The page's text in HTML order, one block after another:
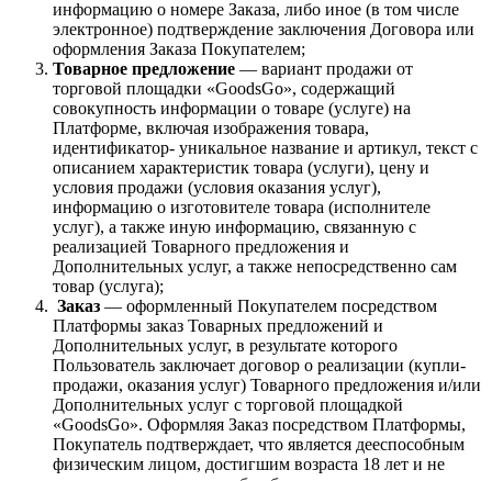
информацию о номере Заказа, либо иное (в том числе
электронное) подтверждение заключения Договора или
оформления Заказа Покупателем;
Товарное предложение — вариант продажи от
торговой площадки «GoodsGo», содержащий
совокупность информации о товаре (услуге) на
Платформе, включая изображения товара,
идентификатор- уникальное название и артикул, текст с
описанием характеристик товара (услуги), цену и
условия продажи (условия оказания услуг),
информацию о изготовителе товара (исполнителе
услуг), а также иную информацию, связанную с
реализацией Товарного предложения и
Дополнительных услуг, а также непосредственно сам
товар (услуга);
Заказ — оформленный Покупателем посредством
Платформы заказ Товарных предложений и
Дополнительных услуг, в результате которого
Пользователь заключает договор о реализации (купли-
продажи, оказания услуг) Товарного предложения и/или
Дополнительных услуг с торговой площадкой
«GoodsGo». Оформляя Заказ посредством Платформы,
Покупатель подтверждает, что является дееспособным
физическим лицом, достигшим возраста 18 лет и не